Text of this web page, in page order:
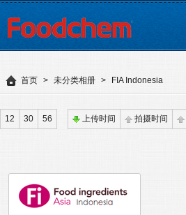
首页 > 未分类相册 > FIA Indonesia
12 30 56 上传时间 拍摄时间